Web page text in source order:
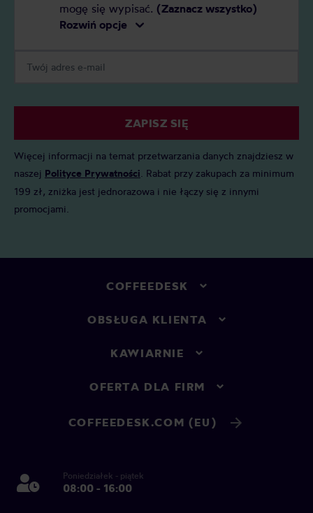
mogę się wypisać. (Zaznacz wszystko)
Rozwiń opcje
ZAPISZ SIĘ
Więcej informacji na temat przetwarzania danych znajdziesz w
naszej Polityce Prywatności . Rabat przy zakupach za minimum
199 zł, zniżka jest jednorazowa i nie łączy się z innymi
promocjami.
COFFEEDESK
OBSŁUGA KLIENTA
KAWIARNIE
OFERTA DLA FIRM
COFFEEDESK.COM (EU)
Poniedziałek - piątek
08:00 - 16:00